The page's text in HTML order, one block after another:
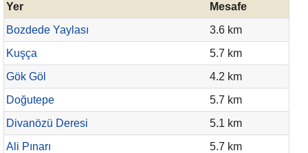
Yer
Mesafe
Bozdede Yaylası
3.6 km
Kuşça
5.7 km
Gök Göl
4.2 km
Doğutepe
5.7 km
Divanözü Deresi
5.1 km
Ali Pınarı
5.7 km